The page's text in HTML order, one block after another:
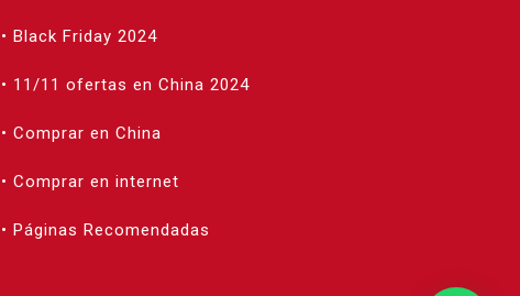
• Black Friday 2024
• 11/11 ofertas en China 2024
• Comprar en China
• Comprar en internet
• Páginas Recomendadas